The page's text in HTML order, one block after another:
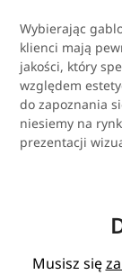
Wybierając
klienci mają
jakości, który
względem
do zapoznania
niesiemy na
prezentacji
Musisz się